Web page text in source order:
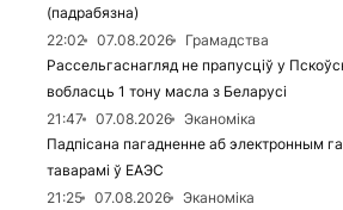
(падрабязна)
22:02
07.08.2026
Грамадства
Рассельгаснагляд не прапусціў у
вобласць 1 тону масла з Беларусі
21:47
07.08.2026
Эканоміка
Падпісана пагадненне аб электронным
таварамі ў ЕАЭС
21:25
07.08.2026
Эканоміка